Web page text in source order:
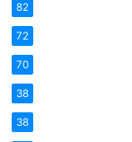
82
72
70
38
38